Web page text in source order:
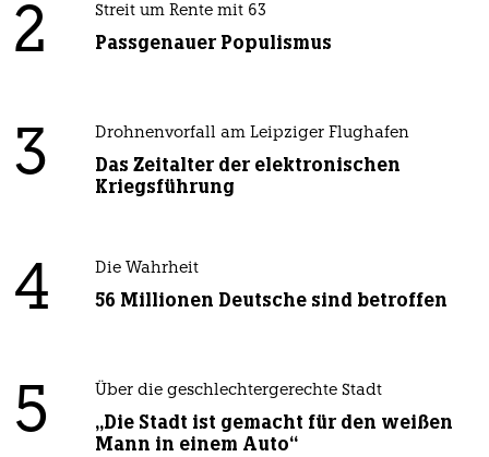
2 Streit um Rente mit 63
Passgenauer Populismus
3 Drohnenvorfall am Leipziger Flughafen
Das Zeitalter der elektronischen
Kriegsführung
4 Die Wahrheit
56 Millionen Deutsche sind betroffen
5 Über die geschlechtergerechte Stadt
„Die Stadt ist gemacht für den weißen
Mann in einem Auto“